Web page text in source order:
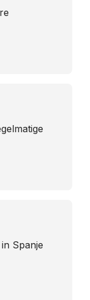
Spanje